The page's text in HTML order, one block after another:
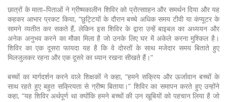
छात्रों के माता–पिताओं ने ग्रीष्मकालीन शिविर को प्रोत्सााहन और समर्थन दिया और यह
कहकर आभार प्रकट किया, “छुट्टियों के दौरान बच्चे अधिक समय टीवी या कंप्यूटर के
सामने व्यतीत कर सकते हैं, लेकिन इस शिविर के द्वारा उन्हें बाइबल का अध्ययन और
अनेक अनुभव करने का मौका मिला है जो उनके लिए घर में अकेले करना मुश्किल है।
शिविर का एक दूसरा फायदा यह है कि वे दोस्तों के साथ मजेदार समय बिताते हुए
मिलजुलकर रहना और एक दूसरे का ध्यान रखना सीखते हैं।”
बच्चों का मार्गदर्शन करने वाले शिक्षकों ने कहा, “हमने सक्रिय और ऊर्जावान बच्चों के
साथ रहते हुए बहुत सक्रियता से ग्रीष्म बिताया।” शिविर का समापन करते हुए उन्होंने
कहा, “यह शिविर अर्थपूर्ण था क्योंकि हमने बच्चों की उन खूबियों को पहचान लिया है जो